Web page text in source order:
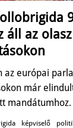
áll az olasz
az európai
már
mandátumhoz.
képviselő